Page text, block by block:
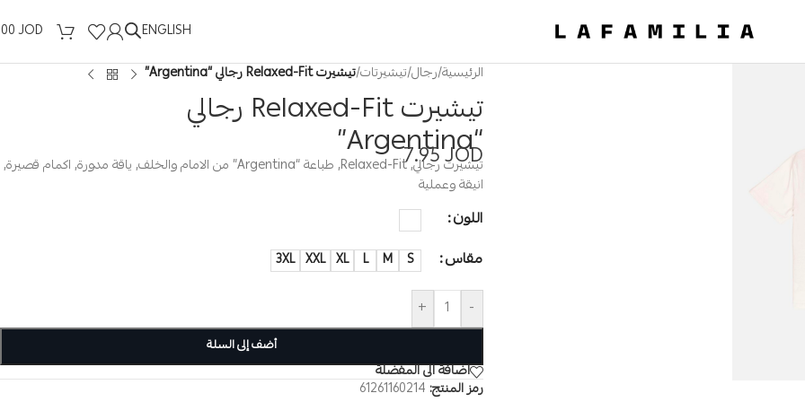
ENGLISH
JOD
الرئيسية/رجال/تيشيرتات/تيشيرت Relaxed-Fit رجالي “Argentina”
تيشيرت Relaxed-Fit رجالي
“Argentina”
7.95JOD
تيشيرت رجالي, Relaxed-Fit, طباعة “Argentina” من الامام والخلف, ياقة مدورة, اكمام قصيرة,
انيقة وعملية
اللون
مقاس
S
M
L
XL
XXL
3XL
-
+
أضف إلى السلة
اضافة الى المفضلة
رمز المنتج: 61261160214